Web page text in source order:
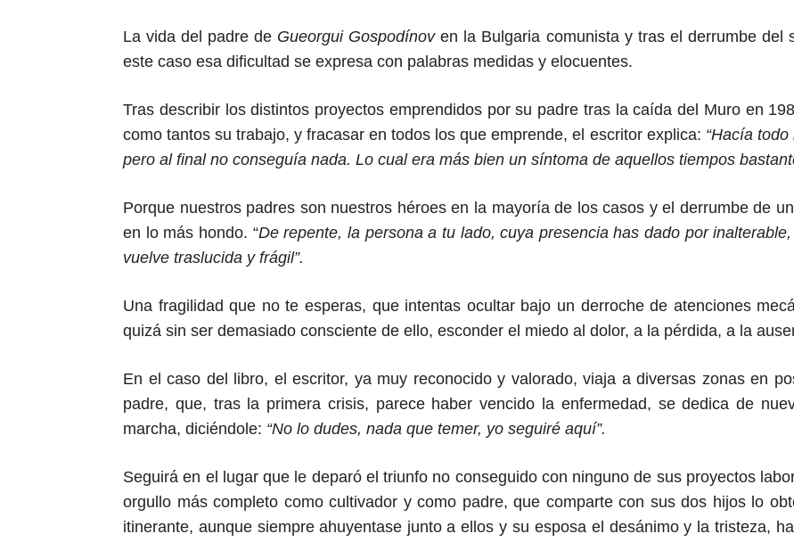
La vida del padre de Gueorgui Gospodínoven la Bulgaria comunista y tras el derrumbe del
este caso esa dificultad se expresa con palabras medidas y elocuentes.
Tras describir los distintos proyectos emprendidos por su padre tras la caída del Muro en
como tantos su trabajo, y fracasar en todos los que emprende, el escritor explica: “Hacía
pero al final no conseguía nada. Lo cual era más bien un síntoma de aquellos tiempos
Porque nuestros padres son nuestros héroes en la mayoría de los casos y el derrumbe de
en lo más hondo. “De repente, la persona a tu lado, cuya presencia has dado por
vuelve traslucida y frágil”.
Una fragilidad que no te esperas, que intentas ocultar bajo un derroche de atenciones
quizá sin ser demasiado consciente de ello, esconder el miedo al dolor, a la pérdida, a la
En el caso del libro, el escritor, ya muy reconocido y valorado,viaja a diversas zonasen
padre, que, tras la primera crisis, parece haber vencido la enfermedad, se dedicade
marcha, diciéndole: “No lo dudes, nada que temer, yo seguiré aquí”.
Seguirá en el lugar que le deparó el triunfo no conseguido con ninguno de sus proyectos
orgullo máscompleto como cultivador y como padre, que comparte con sus dos hijos lo
itinerante, aunque siempre ahuyentase junto a ellos y su esposa el desánimo y la tristeza,